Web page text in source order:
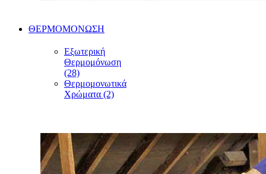
ΘΕΡΜΟΜΟΝΩΣΗ
Εξωτερική
Θερμομόνωση
(28)
Θερμομονωτικά
Χρώματα (2)